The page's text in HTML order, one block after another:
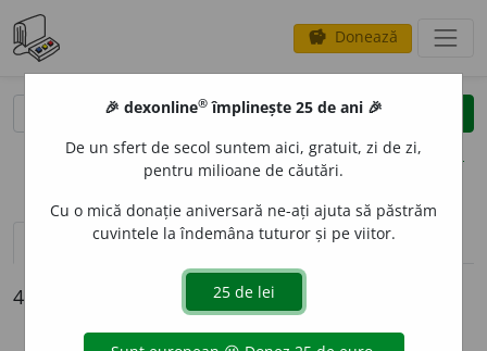
savings Donează
clear
opțiuni
definiții (4) declinări
4 definiții pentru mubaia
🎉 dexonline® împlinește 25 de ani 🎉
De un sfert de secol suntem aici, gratuit, zi de zi,
pentru milioane de căutări.
Cu o mică donație aniversară ne-ați ajuta să păstrăm
cuvintele la îndemâna tuturor și pe viitor.